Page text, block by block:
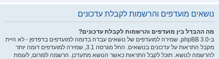
נושאים מועדפים והרשמות לקבלת עדכונים
מה ההבדל בין מועדפים והרשמות לקבלת עדכונים?
ב-phpBB 3.0, שמירה למועדפים של נושאים עבדה בדומה למועדפים בדפדפן - לא היית
מקבל התראות על עדכונים בנושאים. החל מגרסה 3.1, שמירה למועדפים דומה יותר
להרשמה לנושא. תוכל לקבל התראות כאשר הנושא מתעדכן. הרשמה לפורום, לעומת